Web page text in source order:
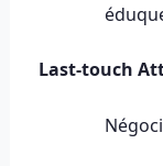
Last-touch